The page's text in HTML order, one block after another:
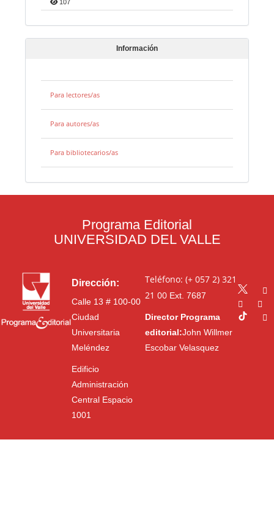
107
Información
Para lectores/as
Para autores/as
Para bibliotecarios/as
Programa Editorial
UNIVERSIDAD DEL VALLE
Dirección:
Calle 13 # 100-00
Ciudad
Universitaria
Meléndez
Edificio
Administración
Central Espacio
1001
Teléfono: (+ 057 2) 321
21 00Ext. 7687
Director Programa
editorial:John Willmer
Escobar Velasquez